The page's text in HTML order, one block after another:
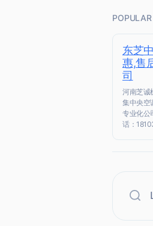
东芝
惠,售
司
河南芝诚
集中央空
专业化公
话：